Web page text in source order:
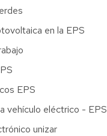
en la EPS
EPS
vehículo eléctrico - EPS
unizar